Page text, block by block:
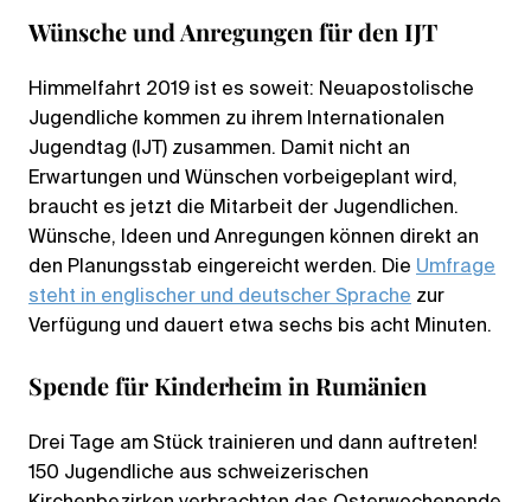
Wünsche und Anregungen für den IJT
Himmelfahrt 2019 ist es soweit: Neuapostolische
Jugendliche kommen zu ihrem Internationalen
Jugendtag (IJT) zusammen. Damit nicht an
Erwartungen und Wünschen vorbeigeplant wird,
braucht es jetzt die Mitarbeit der Jugendlichen.
Wünsche, Ideen und Anregungen können direkt an
den Planungsstab eingereicht werden. Die Umfrage
steht in englischer und deutscher Sprache zur
Verfügung und dauert etwa sechs bis acht Minuten.
Spende für Kinderheim in Rumänien
Drei Tage am Stück trainieren und dann auftreten!
150 Jugendliche aus schweizerischen